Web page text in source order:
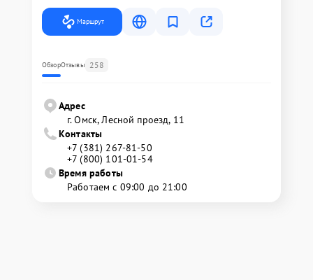
Маршрут
ОбзорОтзывы 258
Адрес
г. Омск, ​Лесной проезд, 11
Контакты
+7 (381) 267-81-50
+7 (800) 101-01-54
Время работы
Работаем с 09:00 до 21:00